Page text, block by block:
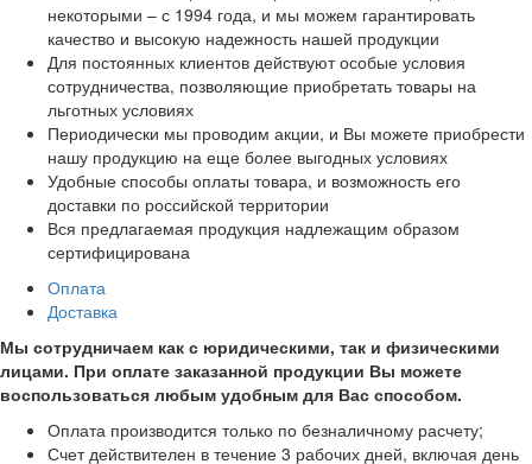
некоторыми – с 1994 года, и мы можем гарантировать
качество и высокую надежность нашей продукции
Для постоянных клиентов действуют особые условия
сотрудничества, позволяющие приобретать товары на
льготных условиях
Периодически мы проводим акции, и Вы можете приобрести
нашу продукцию на еще более выгодных условиях
Удобные способы оплаты товара, и возможность его
доставки по российской территории
Вся предлагаемая продукция надлежащим образом
сертифицирована
Оплата
Доставка
Мы сотрудничаем как с юридическими, так и физическими
лицами. При оплате заказанной продукции Вы можете
воспользоваться любым удобным для Вас способом.
Оплата производится только по безналичному расчету;
Счет действителен в течение 3 рабочих дней, включая день